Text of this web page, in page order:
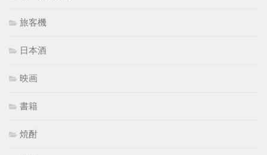
旅客機
日本酒
映画
書籍
焼酎